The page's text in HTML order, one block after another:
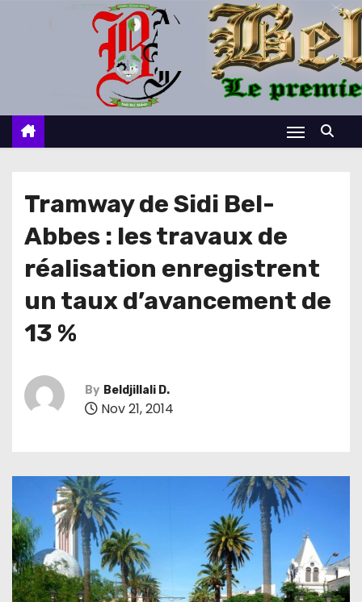
c
Tramway de Sidi Bel-
Abbes : les travaux de
réalisation enregistrent
un taux d’avancement de
13 %
By Beldjillali D.
Nov 21, 2014